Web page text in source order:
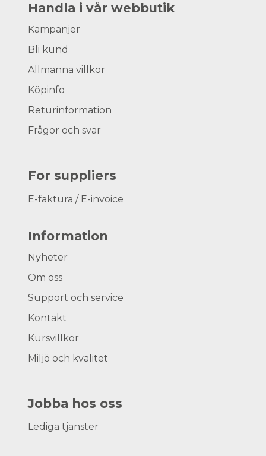
Handla i vår webbutik
Kampanjer
Bli kund
Allmänna villkor
Köpinfo
Returinformation
Frågor och svar
For suppliers
E-faktura / E-invoice
Information
Nyheter
Om oss
Support och service
Kontakt
Kursvillkor
Miljö och kvalitet
Jobba hos oss
Lediga tjänster